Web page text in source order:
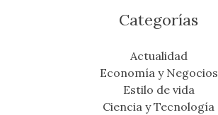
Categorías
Actualidad
Economía y Negocios
Estilo de vida
Ciencia y Tecnología